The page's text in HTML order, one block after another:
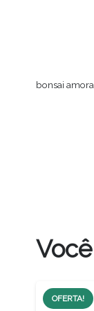
bonsai amora
OFERTA!